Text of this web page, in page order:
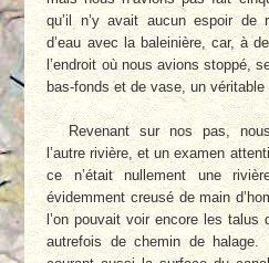
qu’il n’y avait aucun espoir de
d’eau avec la baleinière, car, à
l’endroit où nous avions stoppé,
bas-fonds et de vase, un
Revenant sur nos pas,
l’autre rivière, et un examen
ce n’était nullement une
évidemment creusé de main
l’on pouvait voir encore les
autrefois de chemin de